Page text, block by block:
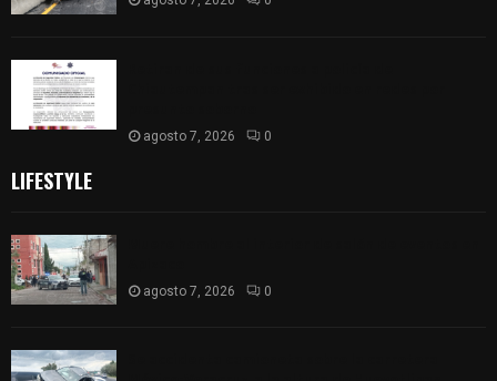
agosto 7, 2026 0
LIFESTYLE
agosto 7, 2026 0